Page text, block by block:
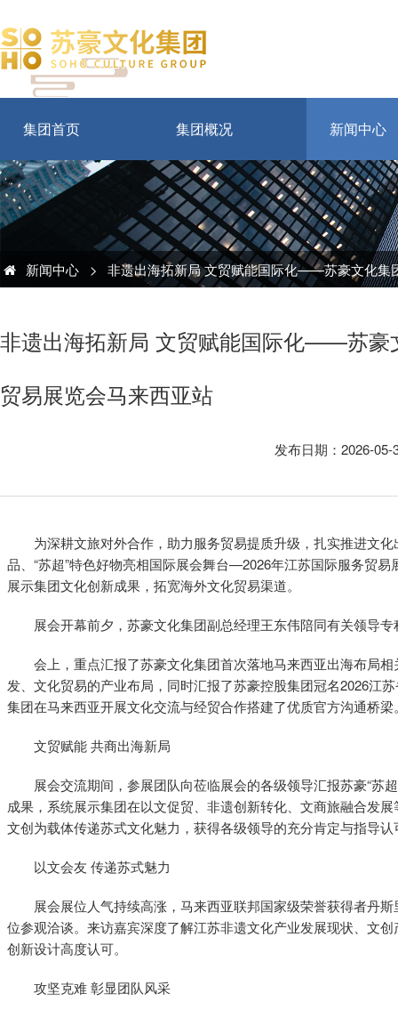
集团首页 集团概况 新闻中心
新闻中心 > 非遗出海拓新局 文贸赋能国际化——苏豪文化集
非遗出海拓新局 文贸赋能国际化——苏豪
贸易展览会马来西亚站
发布日期：2026-
为深耕文旅对外合作，助力服务贸易提质升级，扎实推进文
品、“苏超”特色好物亮相国际展会舞台—2026年江苏国际服务贸易
展示集团文化创新成果，拓宽海外文化贸易渠道。
展会开幕前夕，苏豪文化集团副总经理王东伟陪同有关领导
会上，重点汇报了苏豪文化集团首次落地马来西亚出海布局
发、文化贸易的产业布局，同时汇报了苏豪控股集团冠名2026江
集团在马来西亚开展文化交流与经贸合作搭建了优质官方沟通桥梁
文贸赋能 共商出海新局
展会交流期间，参展团队向莅临展会的各级领导汇报苏豪“苏
成果，系统展示集团在以文促贸、非遗创新转化、文商旅融合发
文创为载体传递苏式文化魅力，获得各级领导的充分肯定与指导认
以文会友 传递苏式魅力
展会展位人气持续高涨，马来西亚联邦国家级荣誉获得者丹
位参观洽谈。来访嘉宾深度了解江苏非遗文化产业发展现状、文
创新设计高度认可。
攻坚克难 彰显团队风采